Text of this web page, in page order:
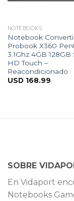
NOTEBOOKS
Notebook
Probook X360
3.1Ghz 4GB 128GB
HD Touch –
Reacondicionado
USD 168.99
SOBRE
En Vidaport
Notebooks